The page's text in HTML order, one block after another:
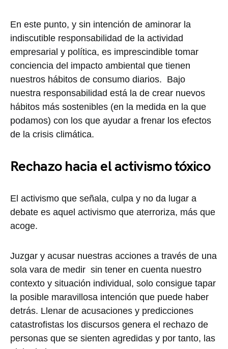
En este punto, y sin intención de aminorar la
indiscutible responsabilidad de la actividad
empresarial y política, es imprescindible tomar
conciencia del impacto ambiental que tienen
nuestros hábitos de consumo diarios. Bajo
nuestra responsabilidad está la de crear nuevos
hábitos más sostenibles (en la medida en la que
podamos) con los que ayudar a frenar los efectos
de la crisis climática.
Rechazo hacia el activismo tóxico
El activismo que señala, culpa y no da lugar a
debate es aquel activismo que aterroriza, más que
acoge.
Juzgar y acusar nuestras acciones a través de una
sola vara de medir sin tener en cuenta nuestro
contexto y situación individual, solo consigue tapar
la posible maravillosa intención que puede haber
detrás. Llenar de acusaciones y predicciones
catastrofistas los discursos genera el rechazo de
personas que se sienten agredidas y por tanto, las